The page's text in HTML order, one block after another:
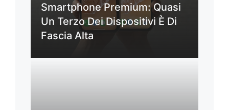
Smartphone Premium: Quasi
Un Terzo Dei Dispositivi È Di
Fascia Alta